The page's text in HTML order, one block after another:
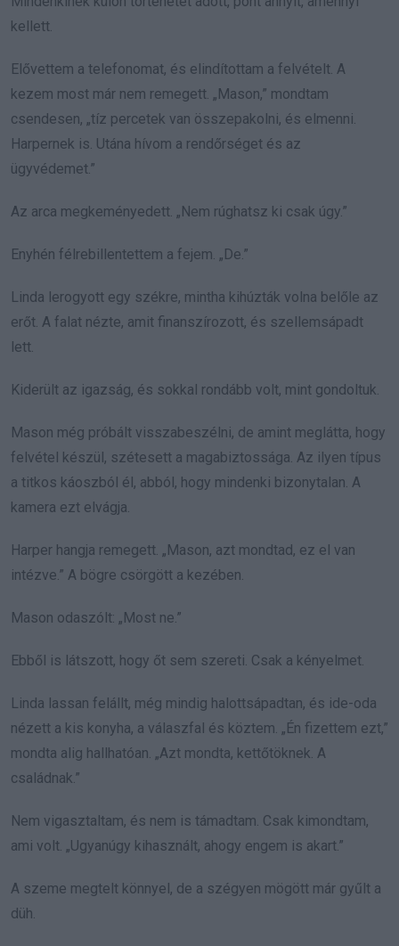
kellett.
Elővettem a telefonomat, és elindítottam a felvételt. A
kezem most már nem remegett. „Mason,” mondtam
csendesen, „tíz percetek van összepakolni, és elmenni.
Harpernek is. Utána hívom a rendőrséget és az
ügyvédemet.”
Az arca megkeményedett. „Nem rúghatsz ki csak úgy.”
Enyhén félrebillentettem a fejem. „De.”
Linda lerogyott egy székre, mintha kihúzták volna belőle az
erőt. A falat nézte, amit finanszírozott, és szellemsápadt
lett.
Kiderült az igazság, és sokkal rondább volt, mint gondoltuk.
Mason még próbált visszabeszélni, de amint meglátta, hogy
felvétel készül, szétesett a magabiztossága. Az ilyen típus
a titkos káoszból él, abból, hogy mindenki bizonytalan. A
kamera ezt elvágja.
Harper hangja remegett. „Mason, azt mondtad, ez el van
intézve.” A bögre csörgött a kezében.
Mason odaszólt: „Most ne.”
Ebből is látszott, hogy őt sem szereti. Csak a kényelmet.
Linda lassan felállt, még mindig halottsápadtan, és ide-oda
nézett a kis konyha, a válaszfal és köztem. „Én fizettem ezt,”
mondta alig hallhatóan. „Azt mondta, kettőtöknek. A
családnak.”
Nem vigasztaltam, és nem is támadtam. Csak kimondtam,
ami volt. „Ugyanúgy kihasznált, ahogy engem is akart.”
A szeme megtelt könnyel, de a szégyen mögött már gyűlt a
düh.